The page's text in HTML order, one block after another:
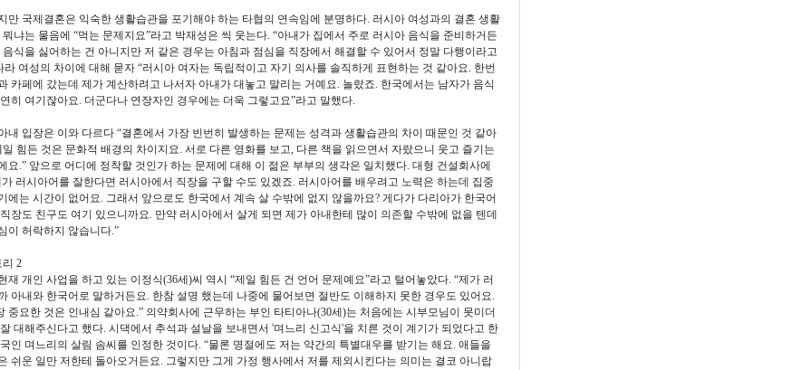
만 국제결혼은 익숙한 생활습관을 포기해야 하는 타협의 연속임에 분명하다. 러시아 여성과의 결혼 생활
냐는 물음에 “먹는 문제지요”라고 박재성은 씩 웃는다. “아내가 집에서 주로 러시아 음식을 준비하거든
식을 싫어하는 건 아니지만 저 같은 경우는 아침과 점심을 직장에서 해결할 수 있어서 정말 다행이라고
라 여성의 차이에 대해 묻자 “러시아 여자는 독립적이고 자기 의사를 솔직하게 표현하는 것 같아요. 한번
카페에 갔는데 제가 계산하려고 나서자 아내가 대놓고 말리는 거예요. 놀랐죠. 한국에서는 남자가 음식
히 여기잖아요. 더군다나 연장자인 경우에는 더욱 그렇고요”라고 말했다.
내 입장은 이와 다르다 “결혼에서 가장 빈번히 발생하는 문제는 성격과 생활습관의 차이 때문인 것 같아
힘든 것은 문화적 배경의 차이지요. 서로 다른 영화를 보고, 다른 책을 읽으면서 자랐으니 웃고 즐기는
요.” 앞으로 어디에 정착할 것인가 하는 문제에 대해 이 젊은 부부의 생각은 일치했다. 대형 건설회사에
러시아어를 잘한다면 러시아에서 직장을 구할 수도 있겠죠. 러시아어를 배우려고 노력은 하는데 집중
에는 시간이 없어요. 그래서 앞으로도 한국에서 계속 살 수밖에 없지 않을까요? 게다가 다리아가 한국어
장도 친구도 여기 있으니까요. 만약 러시아에서 살게 되면 제가 아내한테 많이 의존할 수밖에 없을 텐데
이 허락하지 않습니다.”
리 2
재 개인 사업을 하고 있는 이정식(36세)씨 역시 “제일 힘든 건 언어 문제예요”라고 털어놓았다. “제가 러
아내와 한국어로 말하거든요. 한참 설명 했는데 나중에 물어보면 절반도 이해하지 못한 경우도 있어요.
중요한 것은 인내심 같아요.” 의약회사에 근무하는 부인 타티아나(30세)는 처음에는 시부모님이 못미더
대해주신다고 했다. 시댁에서 추석과 설날을 보내면서 '며느리 신고식'을 치른 것이 계기가 되었다고 한
인 며느리의 살림 솜씨를 인정한 것이다. “물론 명절에도 저는 약간의 특별대우를 받기는 해요. 애들을
쉬운 일만 저한테 돌아오거든요. 그렇지만 그게 가정 행사에서 저를 제외시킨다는 의미는 결코 아니랍